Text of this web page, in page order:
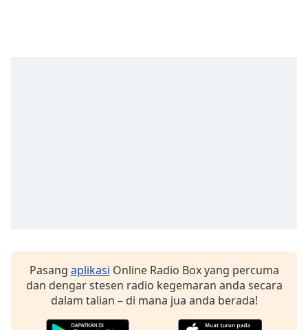
Text
Pasang aplikasi Online Radio Box yang percuma
dan dengar stesen radio kegemaran anda secara
dalam talian – di mana jua anda berada!